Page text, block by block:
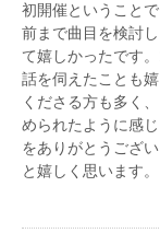
ソシエ
録音専
どの活
また過
部門だ
でなく
を行っ
これま
ァルク
田真砂
初開催ということ
前まで曲目を検討
て嬉しかったです
話を伺えたことも
くださる方も多く
められたように感
をありがとうござ
と嬉しく思います。